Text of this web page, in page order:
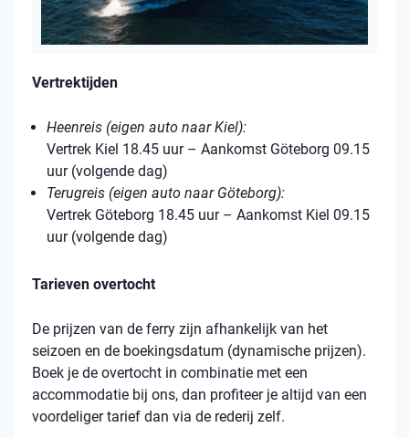
Vertrektijden
Heenreis (eigen auto naar Kiel):
Vertrek Kiel 18.45 uur – Aankomst Göteborg 09.15
uur (volgende dag)
Terugreis (eigen auto naar Göteborg):
Vertrek Göteborg 18.45 uur – Aankomst Kiel 09.15
uur (volgende dag)
Tarieven overtocht
De prijzen van de ferry zijn afhankelijk van het
seizoen en de boekingsdatum (dynamische prijzen).
Boek je de overtocht in combinatie met een
accommodatie bij ons, dan profiteer je altijd van een
voordeliger tarief dan via de rederij zelf.